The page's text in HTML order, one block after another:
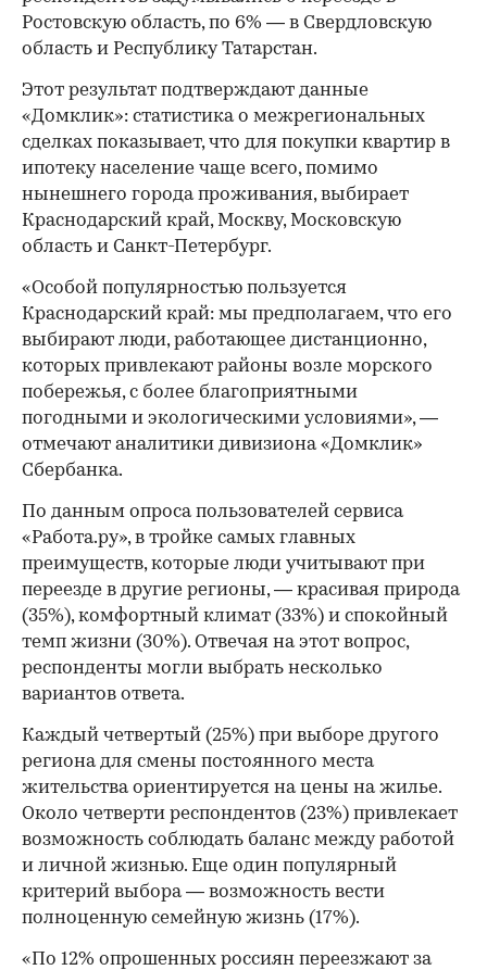
Ростовскую область, по 6% — в Свердловскую
область и Республику Татарстан.
Этот результат подтверждают данные
«Домклик»: статистика о межрегиональных
сделках показывает, что для покупки квартир в
ипотеку население чаще всего, помимо
нынешнего города проживания, выбирает
Краснодарский край, Москву, Московскую
область и Санкт-Петербург.
«Особой популярностью пользуется
Краснодарский край: мы предполагаем, что его
выбирают люди, работающее дистанционно,
которых привлекают районы возле морского
побережья, с более благоприятными
погодными и экологическими условиями», —
отмечают аналитики дивизиона «Домклик»
Сбербанка.
По данным опроса пользователей сервиса
«Работа.ру», в тройке самых главных
преимуществ, которые люди учитывают при
переезде в другие регионы, — красивая природа
(35%), комфортный климат (33%) и спокойный
темп жизни (30%). Отвечая на этот вопрос,
респонденты могли выбрать несколько
вариантов ответа.
Каждый четвертый (25%) при выборе другого
региона для смены постоянного места
жительства ориентируется на цены на жилье.
Около четверти респондентов (23%) привлекает
возможность соблюдать баланс между работой
и личной жизнью. Еще один популярный
критерий выбора — возможность вести
полноценную семейную жизнь (17%).
«По 12% опрошенных россиян переезжают за